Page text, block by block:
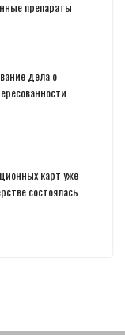
препараты
дела о
карт уже
состоялась